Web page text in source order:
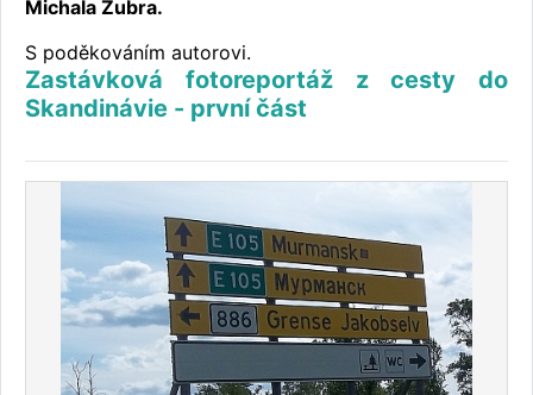
Michala Zubra.
S poděkováním autorovi.
Zastávková fotoreportáž z cesty do
Skandinávie - první část